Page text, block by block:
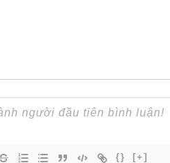
{} [+]